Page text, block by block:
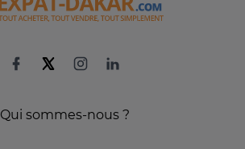
Qui sommes-nous ?